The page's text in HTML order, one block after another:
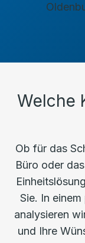
Welche
Ob für das
Büro oder
Sie. In
analysieren
und Ihre